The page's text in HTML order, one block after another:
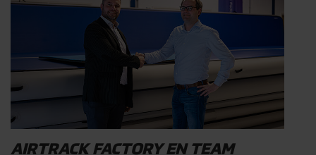
AIRTRACK FACTORY EN TEAM